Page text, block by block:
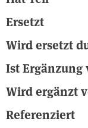
Ersetzt
Wird ersetzt
Ist Ergänzung
Wird ergänzt
Referenziert